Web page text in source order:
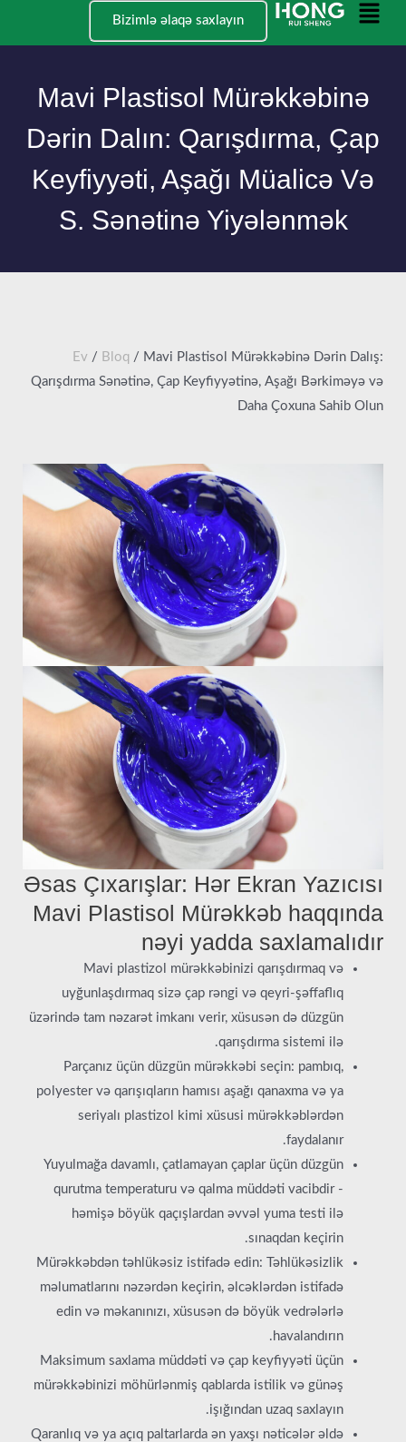
Məzmuna
Əsas
Bizimlə əlaqə saxlayın
Mavi Plastisol Mürəkkəbinə
Dərin Dalın: Qarışdırma, Çap
Keyfiyyəti, Aşağı Müalicə Və
S. Sənətinə Yiyələnmək
Ev / Bloq / Mavi Plastisol Mürəkkəbinə Dərin Dalış:
Qarışdırma Sənətinə, Çap Keyfiyyətinə, Aşağı Bərkiməyə və
Daha Çoxuna Sahib Olun
Əsas Çıxarışlar: Hər Ekran Yazıcısı
Mavi Plastisol Mürəkkəb haqqında
nəyi yadda saxlamalıdır
Mavi plastizol mürəkkəbinizi qarışdırmaq və
uyğunlaşdırmaq sizə çap rəngi və qeyri-şəffaflıq
üzərində tam nəzarət imkanı verir, xüsusən də düzgün
qarışdırma sistemi ilə.
Parçanız üçün düzgün mürəkkəbi seçin: pambıq,
polyester və qarışıqların hamısı aşağı qanaxma və ya
seriyalı plastizol kimi xüsusi mürəkkəblərdən
faydalanır.
Yuyulmağa davamlı, çatlamayan çaplar üçün düzgün
qurutma temperaturu və qalma müddəti vacibdir -
həmişə böyük qaçışlardan əvvəl yuma testi ilə
sınaqdan keçirin.
Mürəkkəbdən təhlükəsiz istifadə edin: Təhlükəsizlik
məlumatlarını nəzərdən keçirin, əlcəklərdən istifadə
edin və məkanınızı, xüsusən də böyük vedrələrlə
havalandırın.
Maksimum saxlama müddəti və çap keyfiyyəti üçün
mürəkkəbinizi möhürlənmiş qablarda istilik və günəş
işığından uzaq saxlayın.
Qaranlıq və ya açıq paltarlarda ən yaxşı nəticələr əldə